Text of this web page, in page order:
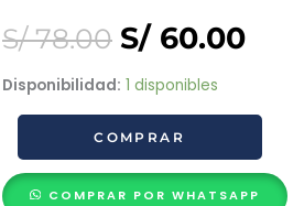
S/78.00 Original
price
was:
S/ 78.00.
S/60.00
S/
Disponibilidad: 1 disponibles
La
Biblia
cantidad
COMPRAR
COMPRAR POR WHATSAPP